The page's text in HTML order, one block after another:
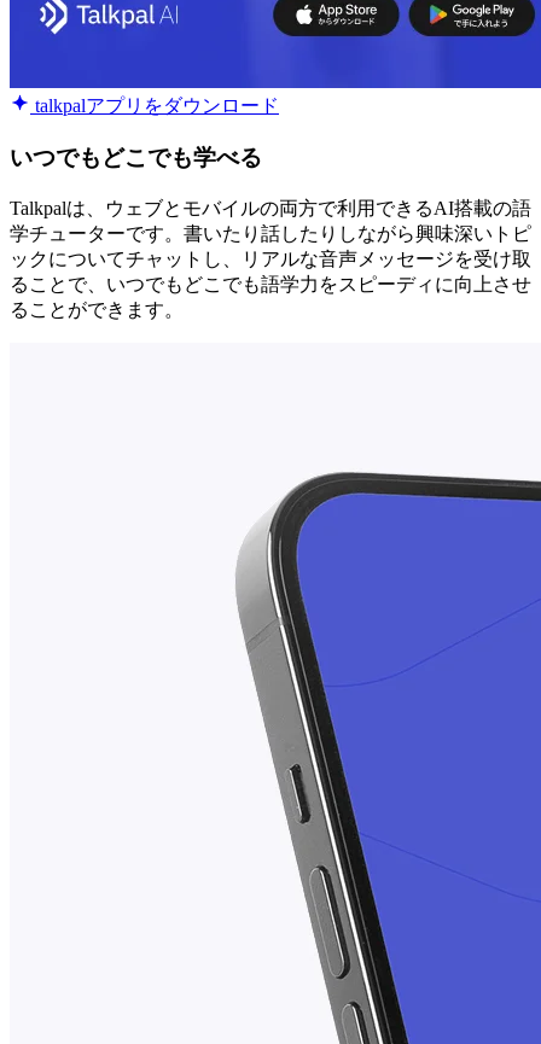
talkpalアプリをダウンロード
いつでもどこでも学べる
Talkpalは、ウェブとモバイルの両方で利用できるAI搭載の語
学チューターです。書いたり話したりしながら興味深いトピ
ックについてチャットし、リアルな音声メッセージを受け取
ることで、いつでもどこでも語学力をスピーディに向上させ
ることができます。